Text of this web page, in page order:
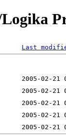
Last